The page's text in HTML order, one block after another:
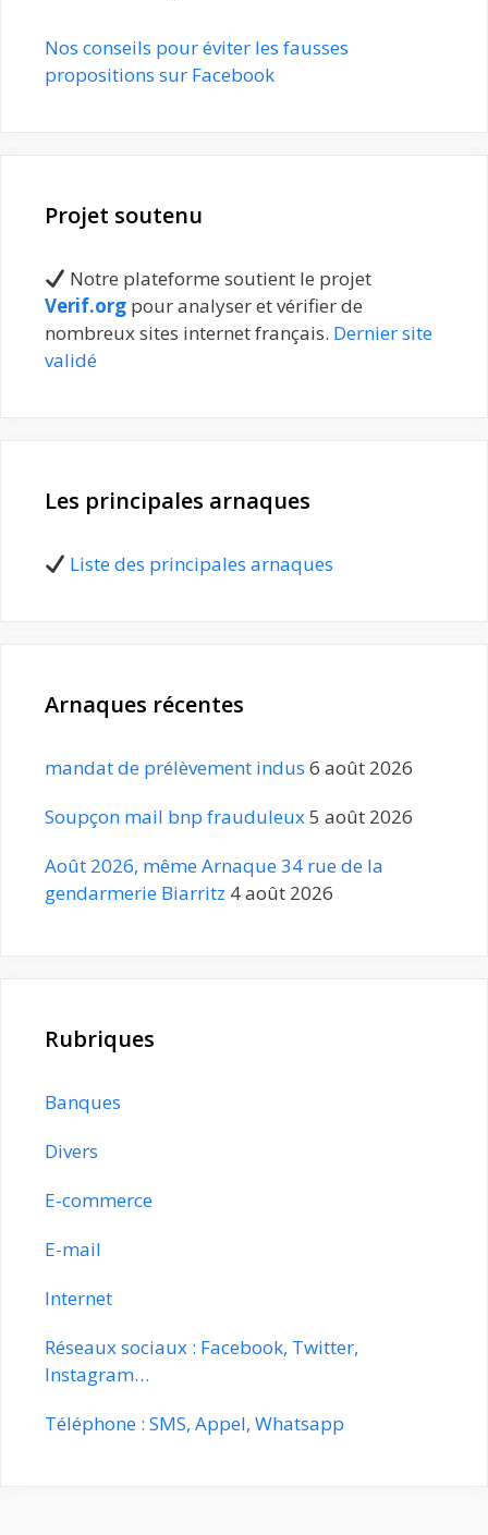
Nos conseils pour éviter les fausses
propositions sur Facebook
Projet soutenu
Notre plateforme soutient le projet
Verif.org pour analyser et vérifier de
nombreux sites internet français. Dernier site
validé
Les principales arnaques
Liste des principales arnaques
Arnaques récentes
mandat de prélèvement indus 6 août 2026
Soupçon mail bnp frauduleux5 août 2026
Août 2026, même Arnaque 34 rue de la
gendarmerie Biarritz 4 août 2026
Rubriques
Banques
Divers
E-commerce
E-mail
Internet
Réseaux sociaux : Facebook, Twitter,
Instagram…
Téléphone : SMS, Appel, Whatsapp